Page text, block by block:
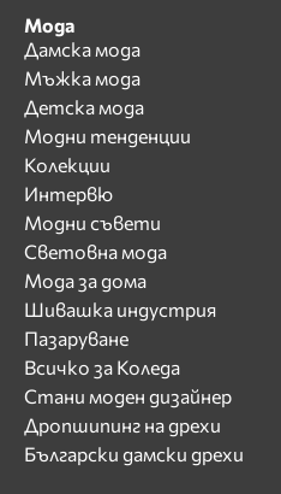
Мода
Дамска мода
Мъжка мода
Детска мода
Модни тенденции
Колекции
Интервю
Модни съвети
Световна мода
Мода за дома
Шивашка индустрия
Пазаруване
Всичко за Коледа
Стани моден дизайнер
Дропшипинг на дрехи
Български дамски дрехи